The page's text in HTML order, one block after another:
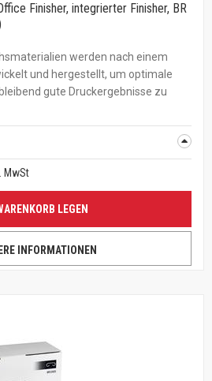
Finisher, integrierter Finisher, BR
werden nach einem
und hergestellt, um optimale
gute Druckergebnisse zu
MwSt
LEGEN
INFORMATIONEN